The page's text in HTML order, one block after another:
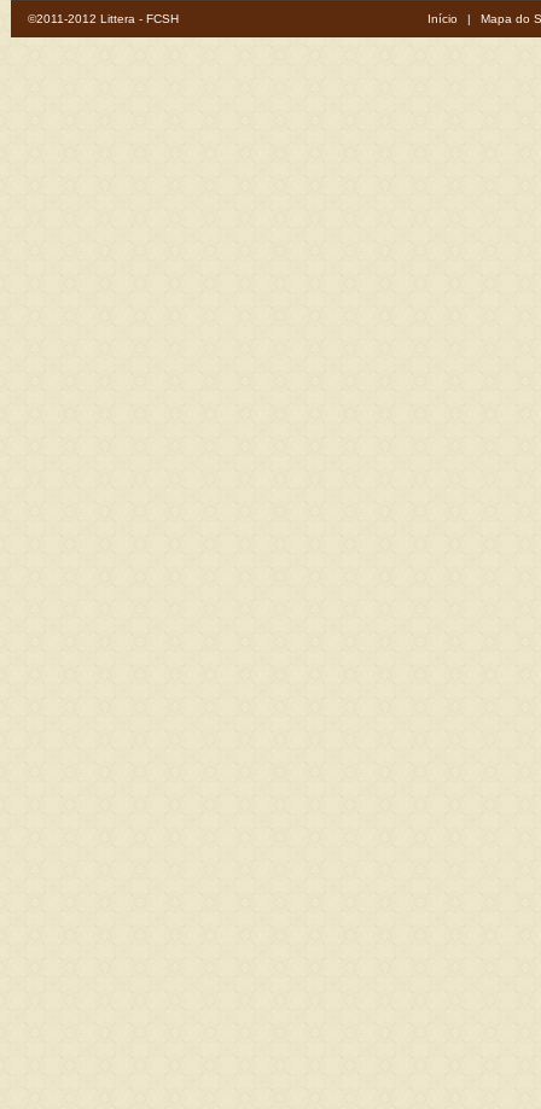
©2011-2012 Littera - FCSH Início | Mapa do